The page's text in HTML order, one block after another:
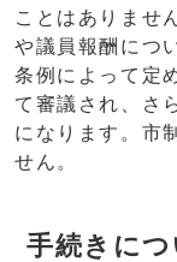
ことはありませ
や議員報酬につ
条例によって定
て審議され、さ
になります。市
せん。
手続きに